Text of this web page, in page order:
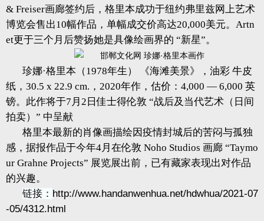
& Freiser画廊签约后，格里本成功于纽约弗里兹网上艺术
博览会售出10幅作品，单幅成交价高达20,000美元。Artn
et更于三个月后赞扬她是具像绘画界的 “新星”。
珍娜·格里本（1978年生） 《海滩美景》，油彩 牛皮
纸，30.5 x 22.9 cm.，2020年作，估价：4,000 — 6,000 英
镑。此作将于7月2日佳士得伦敦 “战后及当代艺术（日间
拍卖）” 中呈献
格里本最新的肖像画描绘因疫情封城后的苦闷与孤独
感，据报作品于今年4月在伦敦 Noho Studios 画廊 “Taymo
ur Grahne Projects” 展览展出前，已有藏家表现出对作品
的兴趣。
链接： http://www.handanwenhua.net/hdwhua/2021-07
-05/4312.html